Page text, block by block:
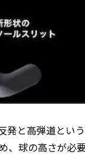
発と高弾道とい
球の高さが必要